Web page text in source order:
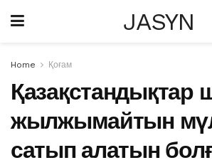
JASYN
Home Қоғам
Қазақстандықтар
жылжымайтын
сатып алатын